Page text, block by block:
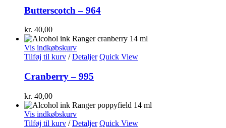
Butterscotch – 964
kr. 40,00
Vis indkøbskurv
Tilføj til kurv / Detaljer Quick View
Cranberry – 995
kr. 40,00
Vis indkøbskurv
Tilføj til kurv / Detaljer Quick View